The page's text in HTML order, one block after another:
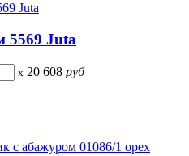
5569 Juta
x 20 608 руб